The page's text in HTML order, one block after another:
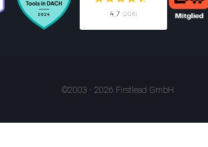
©2003 - 2026 Firstlead GmbH